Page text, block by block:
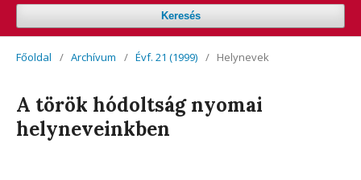
Keresés
Főoldal / Archívum / Évf. 21 (1999) / Helynevek
A török hódoltság nyomai
helyneveinkben